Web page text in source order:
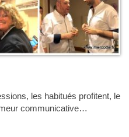
les habitués profitent, le
communicative…